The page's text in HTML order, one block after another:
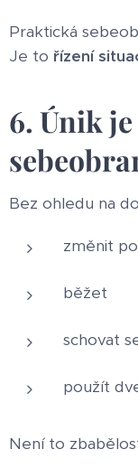
Praktická
Je to řízení
6. Únik
Bez ohledu na
změnit
běžet
schovat
použít
Není to